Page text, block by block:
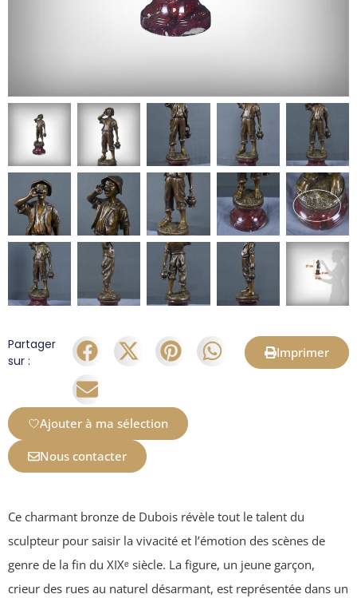
Partager
sur :
Imprimer
Ajouter à ma sélection
Nous contacter
Ce charmant bronze de Dubois révèle tout le talent du
sculpteur pour saisir la vivacité et l’émotion des scènes de
genre de la fin du XIXᵉ siècle. La figure, un jeune garçon,
crieur des rues au naturel désarmant, est représentée dans un